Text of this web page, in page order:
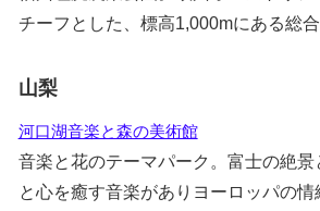
チーフとした、標高1,000mにある総合
山梨
河口湖音楽と森の美術館
音楽と花のテーマパーク。富士の絶景
と心を癒す音楽がありヨーロッパの